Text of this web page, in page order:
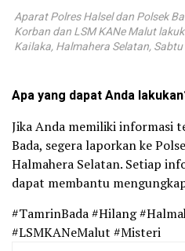
Aparat Polres Halsel dan Polsek
Korban dan LSM KANe Malut
Kailaka, Halmahera Selatan,
Apa yang dapat Anda lakukan
Jika Anda memiliki informasi
Bada, segera laporkan ke
Halmahera Selatan. Setiap
dapat membantu
#TamrinBada #Hilang
#LSMKANeMalut #Misteri